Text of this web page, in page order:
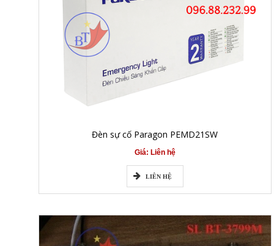
Đèn sự cố Paragon PEMD21SW
Giá: Liên hệ
LIÊN HỆ